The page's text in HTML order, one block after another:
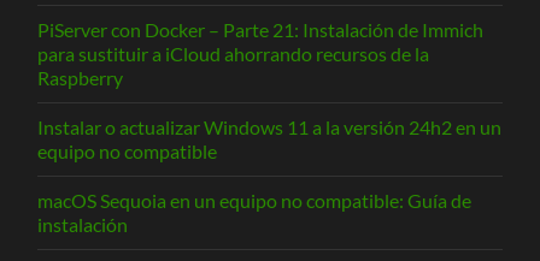
PiServer con Docker – Parte 21: Instalación de Immich
para sustituir a iCloud ahorrando recursos de la
Raspberry
Instalar o actualizar Windows 11 a la versión 24h2 en un
equipo no compatible
macOS Sequoia en un equipo no compatible: Guía de
instalación